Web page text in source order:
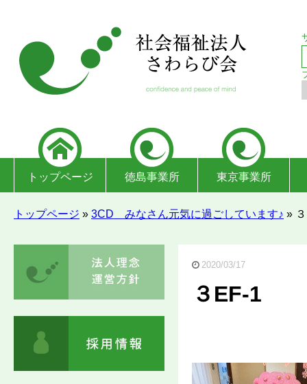
トップページ 徳島事業所 東京事業所
トップページ » 3CD みなさん元気に過ごしています♪ »
2020/03/17
３EF-1